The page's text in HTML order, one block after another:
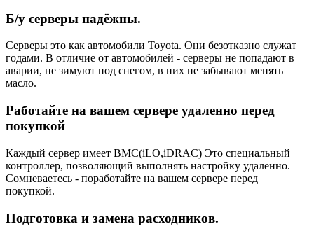
Б/у серверы надёжны.
Серверы это как автомобили Toyota. Они безотказно служат
годами. В отличие от автомобилей - серверы не попадают в
аварии, не зимуют под снегом, в них не забывают менять
масло.
Работайте на вашем сервере удаленно перед
покупкой
Каждый сервер имеет BMC(iLO,iDRAC) Это специальный
контроллер, позволяющий выполнять настройку удаленно.
Сомневаетесь - поработайте на вашем сервере перед
покупкой.
Подготовка и замена расходников.